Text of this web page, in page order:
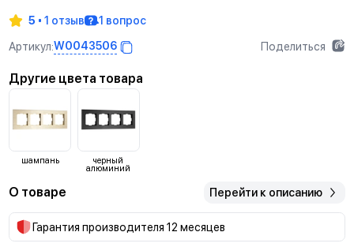
5 1 отзыв
1 вопрос
Артикул:W0043506 Поделиться
Другие цвета товара
шампань черный
алюминий
О товаре Перейти к описанию
Гарантия производителя 12 месяцев